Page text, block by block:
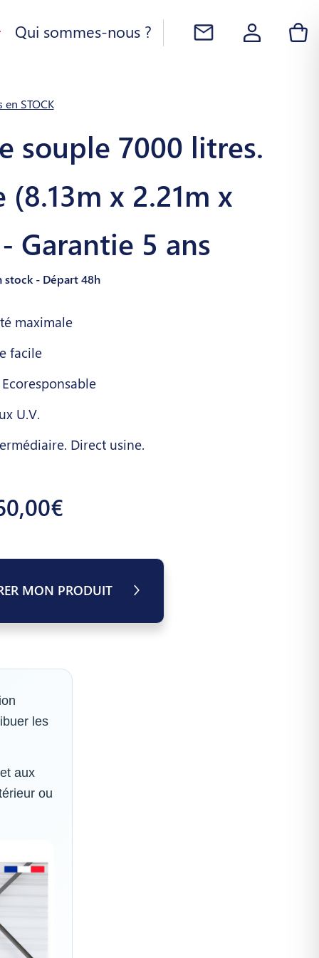
Qui sommes-nous ?
STOCK
souple 7000 litres.
(8.13m x 2.21m x
Garantie 5 ans
stock - Départ 48h
maximale
facile
U.V.
Direct usine.
MON PRODUIT
les
aux
ou